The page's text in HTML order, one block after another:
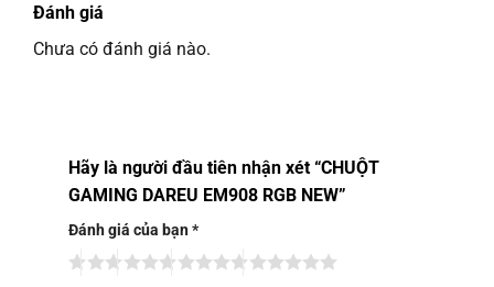
Đánh giá
Chưa có đánh giá nào.
Hãy là người đầu tiên nhận xét “CHUỘT
GAMING DAREU EM908 RGB NEW”
Đánh giá của bạn*